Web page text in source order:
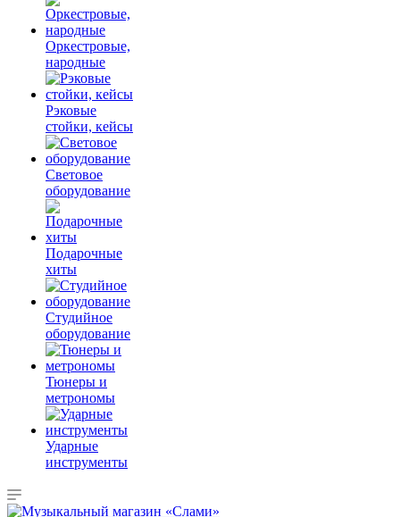
Оркестровые,
народные
Рэковые
стойки, кейсы
Световое
оборудование
Подарочные
хиты
Студийное
оборудование
Тюнеры и
метрономы
Ударные
инструменты